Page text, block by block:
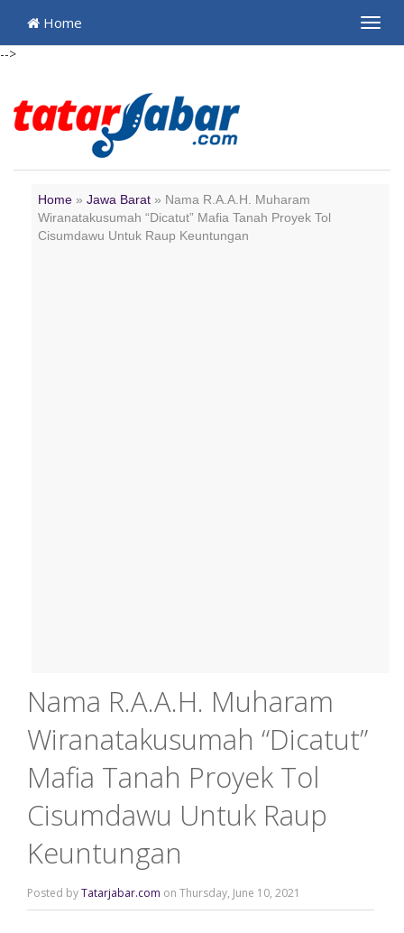
-->
Home
Home » Jawa Barat » Nama R.A.A.H. Muharam
Wiranatakusumah “Dicatut” Mafia Tanah Proyek Tol
Cisumdawu Untuk Raup Keuntungan
Nama R.A.A.H. Muharam
Wiranatakusumah “Dicatut”
Mafia Tanah Proyek Tol
Cisumdawu Untuk Raup
Keuntungan
Posted byTatarjabar.com on Thursday, June 10, 2021